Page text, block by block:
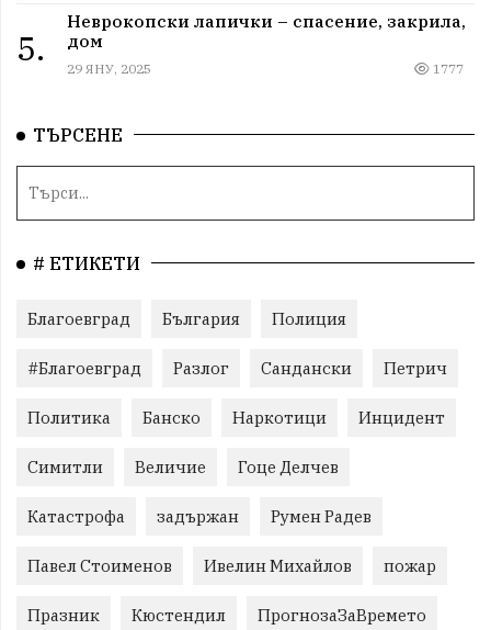
5.
Неврокопски лапички – спасение, закрила,
дом
29 ЯНУ, 2025 1777
ТЪРСЕНЕ
# ЕТИКЕТИ
Благоевград България Полиция
#Благоевград Разлог Сандански Петрич
Политика Банско Наркотици Инцидент
Симитли Величие Гоце Делчев
Катастрофа задържан Румен Радев
Павел Стоименов Ивелин Михайлов пожар
Празник Кюстендил ПрогнозаЗаВремето